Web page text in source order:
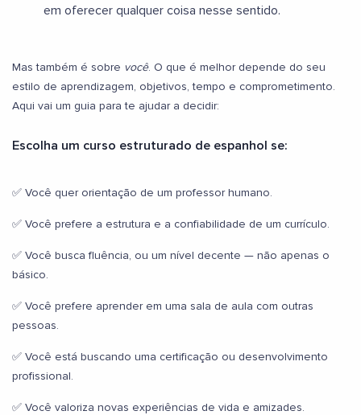
em oferecer qualquer coisa nesse sentido.
Mas também é sobre você. O que é melhor depende do seu
estilo de aprendizagem, objetivos, tempo e comprometimento.
Aqui vai um guia para te ajudar a decidir:
Escolha um curso estruturado de espanhol se:
✅ Você quer orientação de um professor humano.
✅ Você prefere a estrutura e a confiabilidade de um currículo.
✅ Você busca fluência, ou um nível decente — não apenas o
básico.
✅ Você prefere aprender em uma sala de aula com outras
pessoas.
✅ Você está buscando uma certificação ou desenvolvimento
profissional.
✅ Você valoriza novas experiências de vida e amizades.